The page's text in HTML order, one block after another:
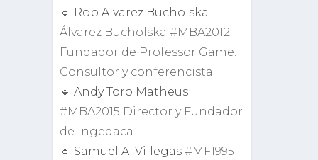
🔹 Rob Alvarez Bucholska
Álvarez Bucholska #MBA2012
Fundador de Professor Game.
Consultor y conferencista.
🔹 Andy Toro Matheus
#MBA2015 Director y Fundador
de Ingedaca.
🔹 Samuel A. Villegas #MF1995